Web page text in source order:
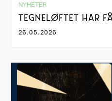
NYHETER
TEGNELØFTET HAR
26.05.2026